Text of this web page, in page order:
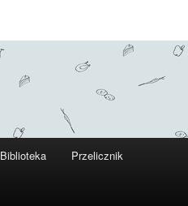
Biblioteka Przelicznik